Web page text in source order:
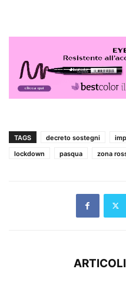
TAGS decreto sostegni
lockdown
pasqua zona